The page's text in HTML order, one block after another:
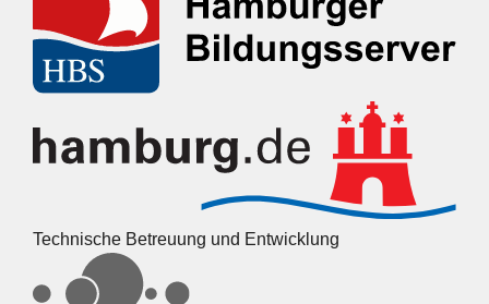
Technische Betreuung und Entwicklung